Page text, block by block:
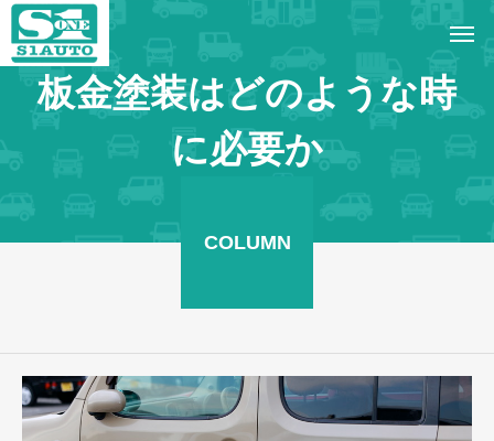
板金塗装はどのような時
に必要か
COLUMN